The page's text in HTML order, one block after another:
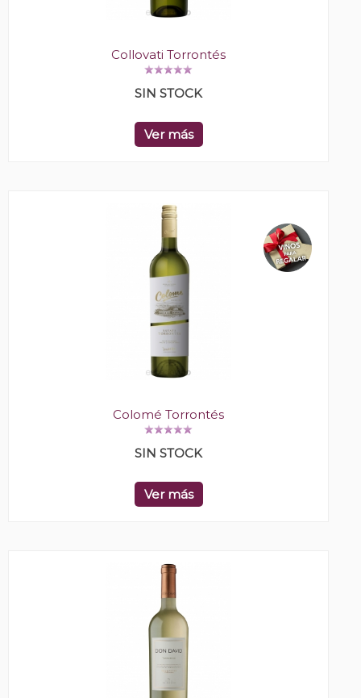
Collovati Torrontés
SIN STOCK
Ver más
Colomé Torrontés
SIN STOCK
Ver más